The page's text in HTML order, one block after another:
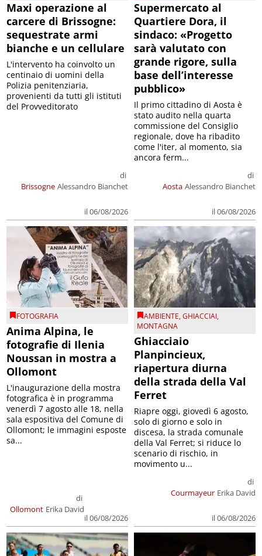
Maxi operazione al
carcere di Brissogne:
sequestrate armi
bianche e un cellulare
Brissogne
di
Alessandro Bianchet
il 06/08/2026
L'intervento ha coinvolto un
centinaio di uomini della
Polizia penitenziaria,
provenienti da tutti gli istituti
del Provveditorato
Supermercato al
Quartiere Dora, il
sindaco: «Progetto
sarà valutato con
grande rigore, sulla
base dell’interesse
pubblico»
Aosta
di
Alessandro Bianchet
il 06/08/2026
Il primo cittadino di Aosta è
stato audito nella quarta
commissione del Consiglio
regionale, dove ha ribadito
come l'iter, al momento, sia
ancora ferm...
FOTOGRAFIA
Anima Alpina, le
fotografie di Ilenia
Noussan in mostra a
Ollomont
Ollomont
di
Erika David
il 06/08/2026
L'inaugurazione della mostra
fotografica è in programma
venerdì 7 agosto alle 18, nella
sala espositiva del Comune di
Ollomont; le immagini esposte
sa...
AMBIENTE,GHIACCIAI,
MONTAGNA
Ghiacciaio
Planpincieux,
riapertura diurna
della strada della Val
Ferret
Courmayeur
di
Erika David
il 06/08/2026
Riapre oggi, giovedì 6 agosto,
solo di giorno e solo in
discesa, la strada comunale
della Val Ferret; si riduce lo
scenario di rischio, in
movimento u...